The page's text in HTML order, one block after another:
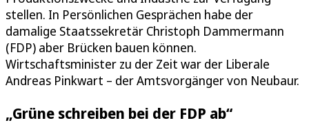
stellen. In Persönlichen Gesprächen habe der
damalige Staatssekretär Christoph Dammermann
(FDP) aber Brücken bauen können.
Wirtschaftsminister zu der Zeit war der Liberale
Andreas Pinkwart – der Amtsvorgänger von Neubaur.
„Grüne schreiben bei der FDP ab“